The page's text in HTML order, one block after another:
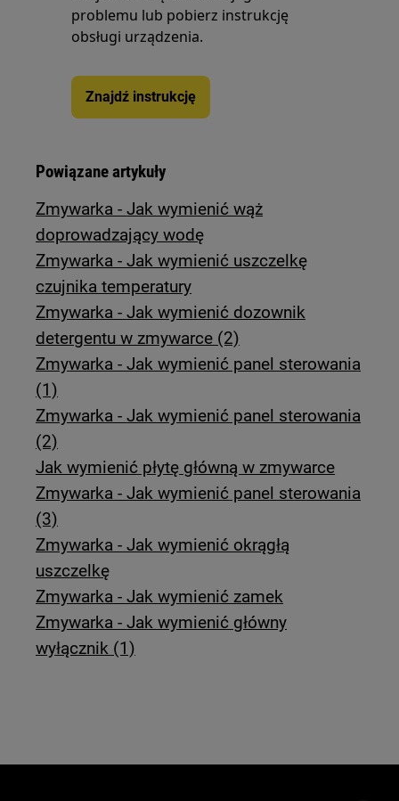
problemu lub pobierz instrukcję
obsługi urządzenia.
Znajdź instrukcję
Powiązane artykuły
Zmywarka - Jak wymienić wąż
doprowadzający wodę
Zmywarka - Jak wymienić uszczelkę
czujnika temperatury
Zmywarka - Jak wymienić dozownik
detergentu w zmywarce (2)
Zmywarka - Jak wymienić panel sterowania
(1)
Zmywarka - Jak wymienić panel sterowania
(2)
Jak wymienić płytę główną w zmywarce
Zmywarka - Jak wymienić panel sterowania
(3)
Zmywarka - Jak wymienić okrągłą
uszczelkę
Zmywarka - Jak wymienić zamek
Zmywarka - Jak wymienić główny
wyłącznik (1)